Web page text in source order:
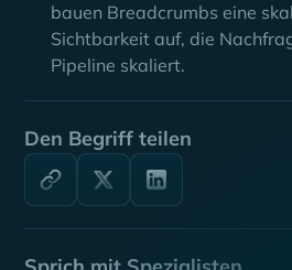
Den Begriff teilen
bauen Breadcrumbs eine
Sichtbarkeit auf, die
Pipeline skaliert.